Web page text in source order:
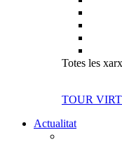
Totes les
TOUR
Actualitat